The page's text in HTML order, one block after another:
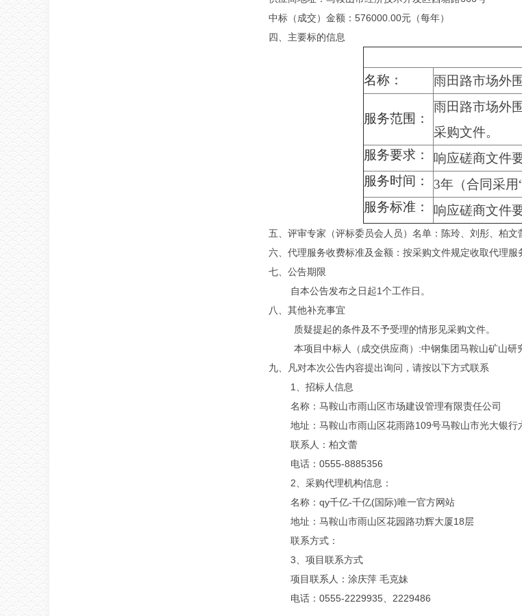
中标（成交）金额： 576000.00元（每年）
四、主要标的信息
名称：
雨田路市场外
服务范围：
雨田路市场外
采购文件。
服务要求：
响应磋商文件
服务时间：
3年（合同采用
服务标准：
响应磋商文件
五、评审专家（评标委员会人员）名单：陈玲、刘彤、柏文
六、代理服务收费标准及金额：按采购文件规定收取代理服
七、公告期限
自本公告发布之日起1个工作日。
八、其他补充事宜
质疑提起的条件及不予受理的情形见采购文件。
本项目中标人（成交供应商） :中钢集团马鞍山矿山研
九、凡对本次公告内容提出询问，请按以下方式联系
1、招标人信息
名称：马鞍山市雨山区市场建设管理有限责任公司
地址：马鞍山市雨山区花雨路109号马鞍山市光大银行
联系人：柏文蕾
电话： 0555-8885356
2、采购代理机构信息：
名称：qy千亿-千亿(国际)唯一官方网站
地址：马鞍山市雨山区花园路功辉大厦18层
联系方式：
3、项目联系方式
项目联系人：涂庆萍 毛克妹
电话： 0555-2229935 2229486